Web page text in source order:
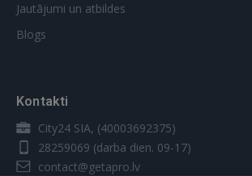
Jautājumi un atbildes
Blogs
Kontakti
City24 SIA, (40003692375)
28259069 (darba dien. 09-17)
contact@getapro.lv